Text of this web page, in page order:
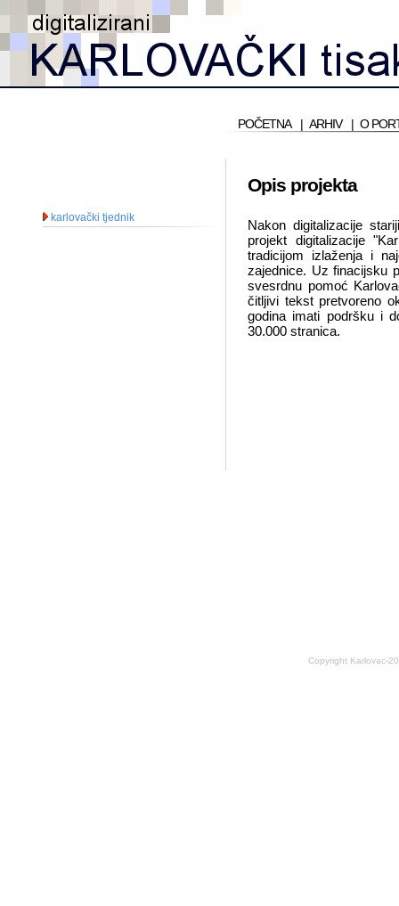
POČETNA | ARHIV | O
karlovački tjednik
Opis projekta
Nakon digitalizacije
projekt digitalizacije
tradicijom izlaženja i
zajednice. Uz finacijsku
svesrdnu pomoć
čitljivi tekst pretvoreno
godina imati podršku i
30.000 stranica.
Copyright Karlovac-